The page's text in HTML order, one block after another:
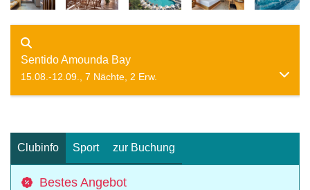
Sentido Amounda Bay
15.08.-12.09., 7 Nächte, 2 Erw.
Clubinfo Sport zur Buchung
Bestes Angebot